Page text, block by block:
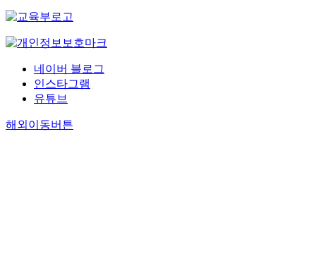
네이버 블로그
인스타그램
유튜브
해외이동버튼